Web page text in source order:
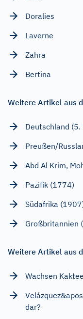
Doralies
Laverne
Zahra
Bertina
Weitere Artikel aus
Deutschland
Preußen/
Abd Al Krim,
Pazifik (1774)
Südafrika
Großbritannien
Weitere Artikel aus
Wachsen
dar?